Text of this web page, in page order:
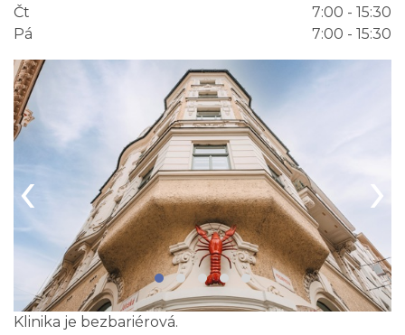
Čt
7:00 - 15:30
Pá
7:00 - 15:30
‹ ›
Klinika je bezbariérová.